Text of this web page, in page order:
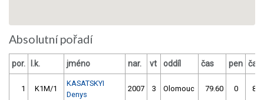
Absolutní pořadí
por. l.k. jméno nar. vt oddíl čas pen čas
1 K1M/1
KASATSKYI
Denys
2007 3 Olomouc 79.60 0